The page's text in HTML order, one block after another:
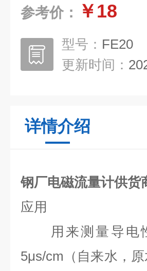
参考价： ￥18
型号： FE20
更新时间：
详情介绍
钢厂电磁流量计供货
应用
用来测量导电性
5μs/cm （自来水，